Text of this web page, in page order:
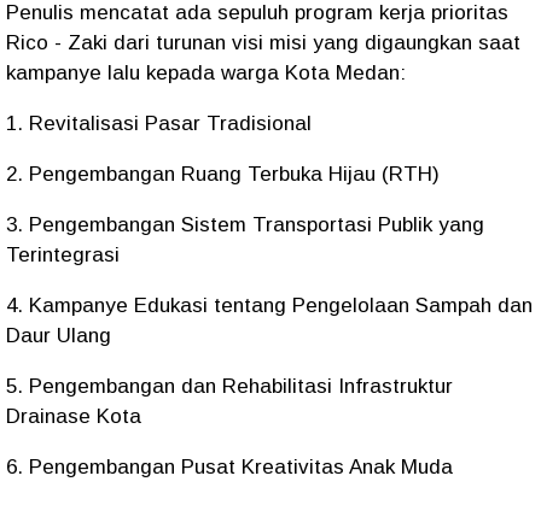
Penulis mencatat ada sepuluh program kerja prioritas
Rico - Zaki dari turunan visi misi yang digaungkan saat
kampanye lalu kepada warga Kota Medan:
1. Revitalisasi Pasar Tradisional
2. Pengembangan Ruang Terbuka Hijau (RTH)
3. Pengembangan Sistem Transportasi Publik yang
Terintegrasi
4. Kampanye Edukasi tentang Pengelolaan Sampah dan
Daur Ulang
5. Pengembangan dan Rehabilitasi Infrastruktur
Drainase Kota
6. Pengembangan Pusat Kreativitas Anak Muda